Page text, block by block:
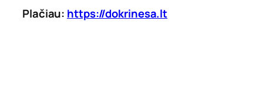
Plačiau: https://dokrinesa.lt